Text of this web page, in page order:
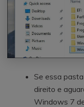
Se essa
direito e
Windows 7